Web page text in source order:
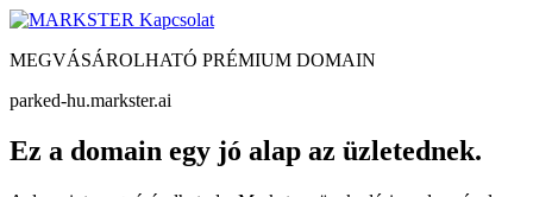
Kapcsolat
MEGVÁSÁROLHATÓ PRÉMIUM DOMAIN
parked-hu.markster.ai
Ez a domain egy jó alap az üzletednek.